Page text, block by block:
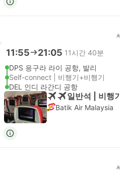
11:55 21:05 11시간 40분
DPS 응구라 라이 공항, 발리
Self-connect | 비행기+비행기
DEL 인디 라간디 공항
일반석 | 비행
Batik Air Malaysia